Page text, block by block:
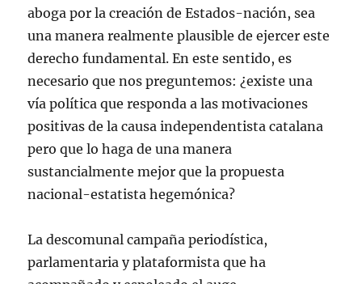
aboga por la creación de Estados-nación, sea
una manera realmente plausible de ejercer este
derecho fundamental. En este sentido, es
necesario que nos preguntemos: ¿existe una
vía política que responda a las motivaciones
positivas de la causa independentista catalana
pero que lo haga de una manera
sustancialmente mejor que la propuesta
nacional-estatista hegemónica?
La descomunal campaña periodística,
parlamentaria y plataformista que ha